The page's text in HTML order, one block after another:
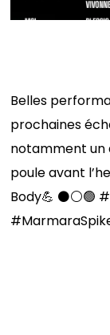
Belles
prochaines
notamment un
poule avant
Body💪 ⚫️⚪️🟢